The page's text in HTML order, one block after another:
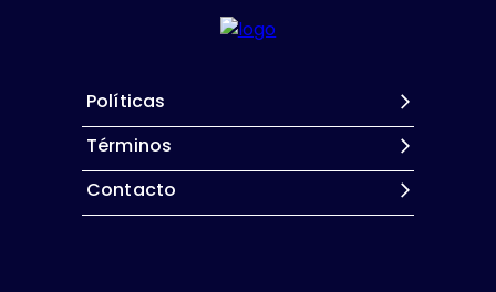
Políticas
Términos
Contacto